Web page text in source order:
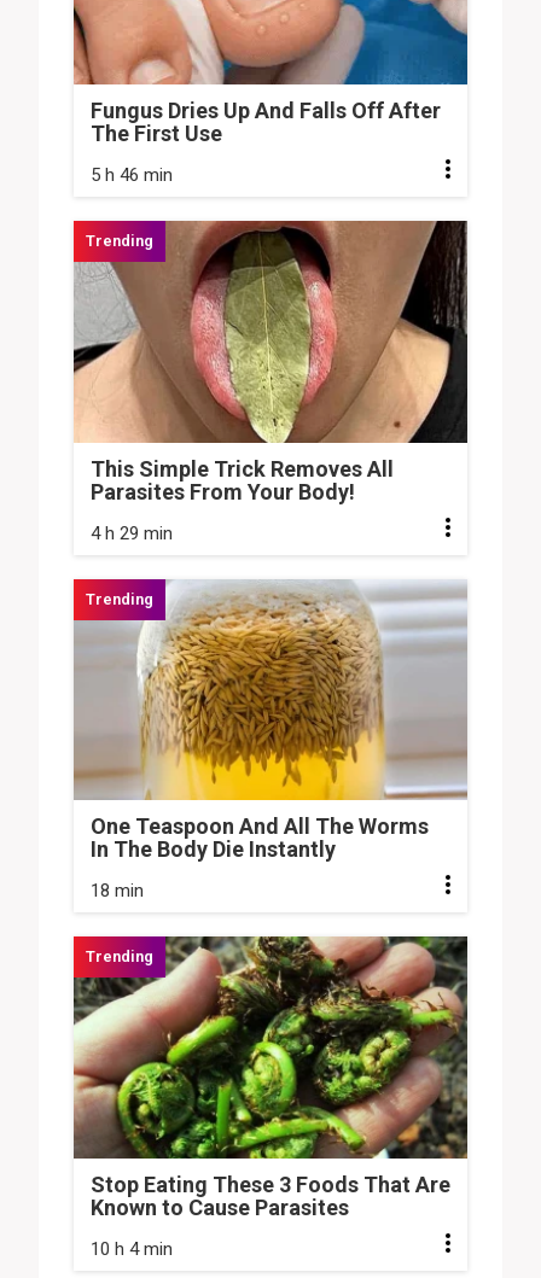
Fungus Dries Up And Falls Off After
The First Use
5 h 46 min
This Simple Trick Removes All
Parasites From Your Body!
4 h 29 min
One Teaspoon And All The Worms
In The Body Die Instantly
18 min
Stop Eating These 3 Foods That Are
Known to Cause Parasites
10 h 4 min